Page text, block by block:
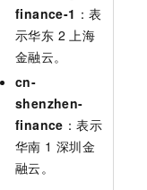
finance-1 ：表
示华东 2 上海
金融云。
cn-
shenzhen-
finance ：表示
华南 1 深圳金
融云。